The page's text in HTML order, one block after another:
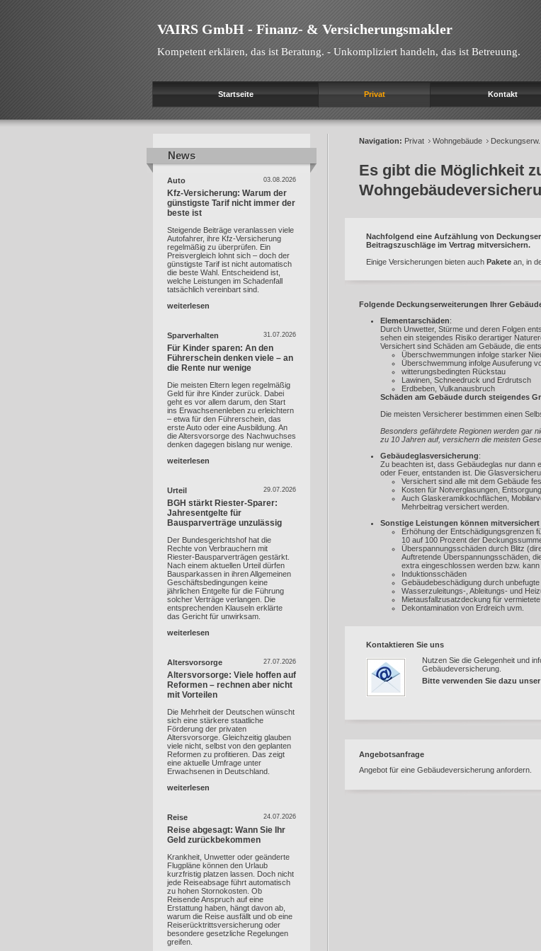
VAIRS GmbH - Finanz- & Versicherungsmakler
Kompetent erklären, das ist Beratung. - Unkompliziert handeln, das ist Betreuung.
Startseite Privat Kontakt
News
News
03.08.2026
Auto
Kfz-Versicherung: Warum der
günstigste Tarif nicht immer der
beste ist
Steigende Beiträge veranlassen viele
Autofahrer, ihre Kfz-Versicherung
regelmäßig zu überprüfen. Ein
Preisvergleich lohnt sich – doch der
günstigste Tarif ist nicht automatisch
die beste Wahl. Entscheidend ist,
welche Leistungen im Schadenfall
tatsächlich vereinbart sind.
weiterlesen
31.07.2026
Sparverhalten
Für Kinder sparen: An den
Führerschein denken viele – an
die Rente nur wenige
Die meisten Eltern legen regelmäßig
Geld für ihre Kinder zurück. Dabei
geht es vor allem darum, den Start
ins Erwachsenenleben zu erleichtern
– etwa für den Führerschein, das
erste Auto oder eine Ausbildung. An
die Altersvorsorge des Nachwuchses
denken dagegen bislang nur wenige.
weiterlesen
29.07.2026
Urteil
BGH stärkt Riester-Sparer:
Jahresentgelte für
Bausparverträge unzulässig
Der Bundesgerichtshof hat die
Rechte von Verbrauchern mit
Riester-Bausparverträgen gestärkt.
Nach einem aktuellen Urteil dürfen
Bausparkassen in ihren Allgemeinen
Geschäftsbedingungen keine
jährlichen Entgelte für die Führung
solcher Verträge verlangen. Die
entsprechenden Klauseln erklärte
das Gericht für unwirksam.
weiterlesen
27.07.2026
Altersvorsorge
Altersvorsorge: Viele hoffen auf
Reformen – rechnen aber nicht
mit Vorteilen
Die Mehrheit der Deutschen wünscht
sich eine stärkere staatliche
Förderung der privaten
Altersvorsorge. Gleichzeitig glauben
viele nicht, selbst von den geplanten
Reformen zu profitieren. Das zeigt
eine aktuelle Umfrage unter
Erwachsenen in Deutschland.
weiterlesen
24.07.2026
Reise
Reise abgesagt: Wann Sie Ihr
Geld zurückbekommen
Krankheit, Unwetter oder geänderte
Flugpläne können den Urlaub
kurzfristig platzen lassen. Doch nicht
jede Reiseabsage führt automatisch
zu hohen Stornokosten. Ob
Reisende Anspruch auf eine
Erstattung haben, hängt davon ab,
warum die Reise ausfällt und ob eine
Reiserücktrittsversicherung oder
besondere gesetzliche Regelungen
greifen.
Navigation: Privat Wohngebäude Deckungserw.
Es gibt die Möglichkeit
Nachfolgend eine Aufzählung von
Beitragszuschläge im Vertrag mitversichern.
Einige Versicherungen bieten auch Pakete an, in
Folgende Deckungserweiterungen Ihrer
Elementarschäden:
Durch Unwetter, Stürme und deren Folgen
sehen ein steigendes Risiko derartiger
Versichert sind Schäden am Gebäude, die
Überschwemmungen infolge starker
Überschwemmung infolge Ausuferung
witterungsbedingten Rückstau
Lawinen, Schneedruck und Erdrutsch
Erdbeben, Vulkanausbruch
Schäden am Gebäude durch steigendes
Die meisten Versicherer bestimmen einen
Besonders gefährdete Regionen werden gar
zu 10 Jahren auf, versichern die meisten
Gebäudeglasversicherung:
Zu beachten ist, dass Gebäudeglas nur dann
oder Feuer, entstanden ist. Die
Versichert sind alle mit dem Gebäude
Kosten für Notverglasungen,
Auch Glaskeramikkochflächen,
Mehrbeitrag versichert werden.
Sonstige Leistungen können
Erhöhung der Entschädigungsgrenzen
10 auf 100 Prozent der
Überspannungsschäden durch Blitz
Auftretende Überspannungsschäden,
extra eingeschlossen werden bzw.
Induktionsschäden
Gebäudebeschädigung durch
Wasserzuleitungs-, Ableitungs- und
Mietausfallzusatzdeckung für
Dekontamination von Erdreich uvm.
Kontaktieren Sie uns
Nutzen Sie die Gelegenheit und
Gebäudeversicherung.
Bitte verwenden Sie dazu unser
Angebotsanfrage
Angebot für eine Gebäudeversicherung anfordern.